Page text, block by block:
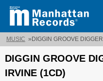
MUSIC » DIGGIN GROOVE
DIGGIN GROOVE
IRVINE (1CD)